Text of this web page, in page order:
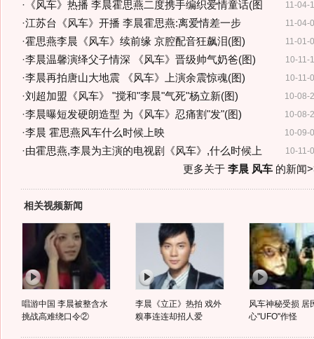
11-04-
· 《风车》热播 李晨霍思燕二度携手编织爱情童话(图
11-04-
·江苏台《风车》开播 李晨霍思燕:离爱情差一步
11-01-
·霍思燕李晨《风车》续前缘 京腔配音狂飙泪(图)
10-11-
·李晨温馨演绎父子情深 《风车》晋级帅气奶爸(图)
10-11-
·李晨再拍唐山大地震 《风车》上演余震惊魂(图)
10-08-
·刘超加盟《风车》 "搅和"李晨"气死"杨立新(图)
10-08-
·李晨曝短发硬朗造型 为《风车》忍痛割"发"(图)
10-09-
·李晨 霍思燕风车什么时候上映
10-11-
·由霍思燕,李晨为主演的电视剧《风车》,什么时候上
更多关于 李晨 风车的新闻
相关视频新闻
唱游中国 李晨被整含水
挑战高难绕口令②
李晨《立正》热拍 戏外
糗事连连却招人爱
风车神秘受损 居
心"UFO"作怪